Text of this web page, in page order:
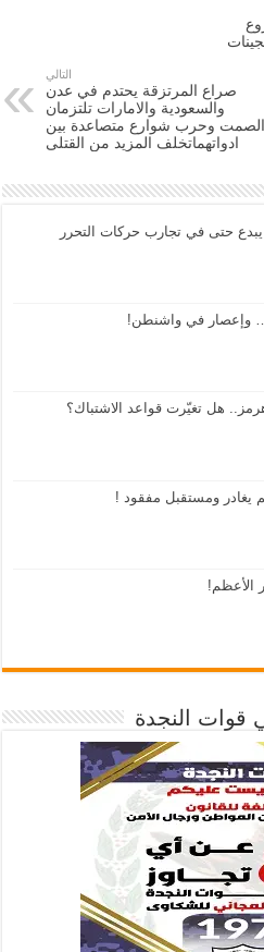
التالي
صراع المرتزقة يحتدم في عدن
والسعودية والامارات تلتزمان
الصمت وحرب شوارع متصاعدة بين
ادواتهماتخلف المزيد من القتلى
يبدع حتى في تجارب حركات التحرر
وإعصار في واشنطن!
هل تغيّرت قواعد الاشتباك؟
يغادر ومستقبل مفقود !
الأعظم!
قوات النجدة